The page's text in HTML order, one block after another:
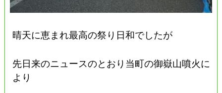
晴天に恵まれ最高の祭り日和でしたが
先日来のニュースのとおり当町の御嶽山噴火に
より